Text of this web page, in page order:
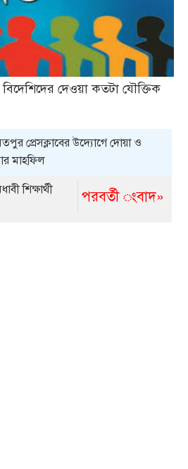
দেওয়া কতটা যৌক্তিক
প্রেসক্লাবের উদ্যোগে দোয়া ও
মাহফিল
পরবর্তী ংবাদ»
শিক্ষার্থী